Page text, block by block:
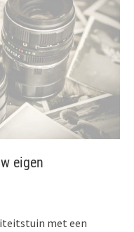
eigen
met een